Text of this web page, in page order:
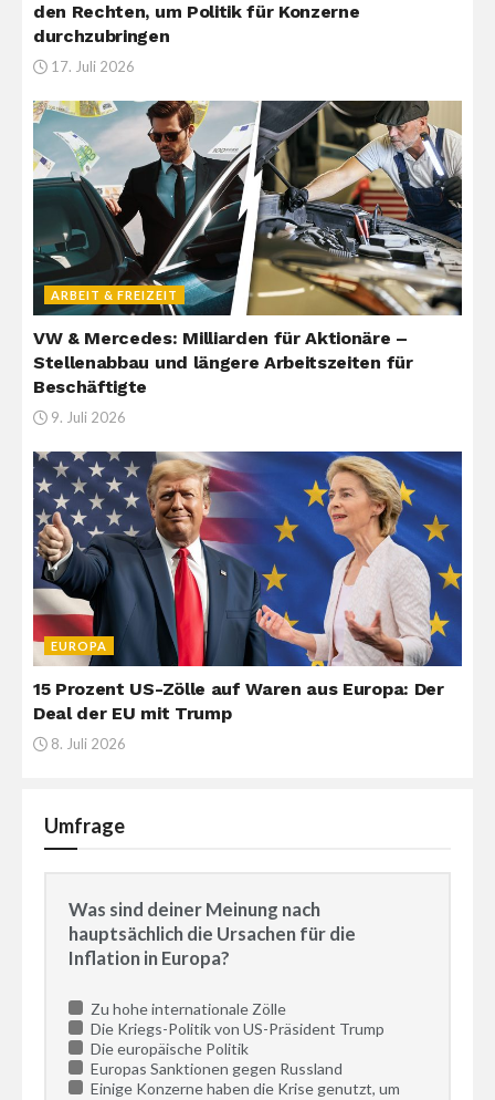
den Rechten, um Politik für Konzerne
durchzubringen
17. Juli 2026
ARBEIT & FREIZEIT
VW & Mercedes: Milliarden für Aktionäre –
Stellenabbau und längere Arbeitszeiten für
Beschäftigte
9. Juli 2026
EUROPA
15 Prozent US-Zölle auf Waren aus Europa: Der
Deal der EU mit Trump
8. Juli 2026
Umfrage
Was sind deiner Meinung nach
hauptsächlich die Ursachen für die
Inflation in Europa?
Zu hohe internationale Zölle
Die Kriegs-Politik von US-Präsident Trump
Die europäische Politik
Europas Sanktionen gegen Russland
Einige Konzerne haben die Krise genutzt, um